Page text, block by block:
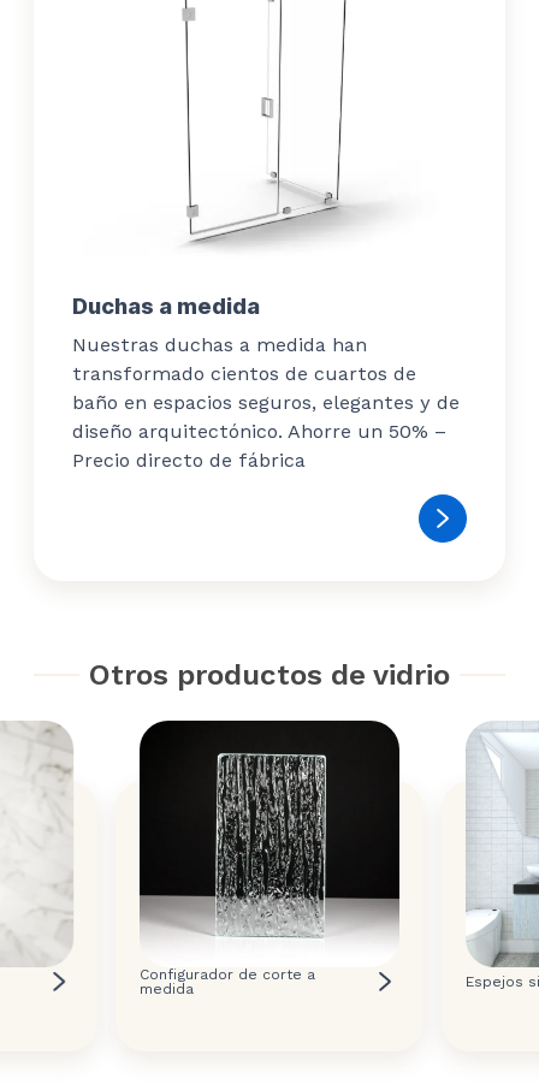
Duchas a medida
Nuestras duchas a medida han
transformado cientos de cuartos de
baño en espacios seguros, elegantes y de
diseño arquitectónico. Ahorre un 50% –
Precio directo de fábrica
Otros productos de vidrio
Configurador de corte a
medida
Espejos